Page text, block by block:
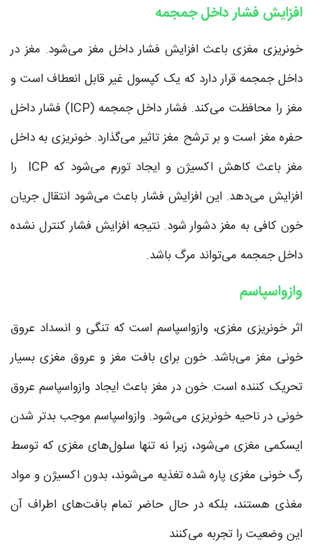
افزایش فشار داخل جمجمه
خونریزی مغزی باعث افزایش فشار داخل مغز می‌شود. مغز در
داخل جمجمه قرار دارد که یک کپسول غیر قابل انعطاف است و
مغز را محافظت می‌کند. فشار داخل جمجمه (ICP) فشار داخل
حفره مغز است و بر ترشح مغز تاثیر می‌گذارد. خونریزی به داخل
مغز باعث کاهش اکسیژن و ایجاد تورم می‌شود که ICP را
افزایش می‌دهد. این افزایش فشار باعث می‌شود انتقال جریان
خون کافی به مغز دشوار شود. نتیجه افزایش فشار کنترل نشده
داخل جمجمه می‌تواند مرگ باشد.
وازواسپاسم
اثر خونریزی مغزی، وازواسپاسم است که تنگی و انسداد عروق
خونی مغز می‌باشد. خون برای بافت مغز و عروق مغزی بسیار
تحریک کننده است. خون در مغز باعث ایجاد وازواسپاسم عروق
خونی در ناحیه خونریزی می‌شود. وازواسپاسم موجب بدتر شدن
ایسکمی مغزی می‌شود، زیرا نه تنها سلول‌های مغزی که توسط
رگ خونی مغزی پاره شده تغذیه می‌شوند، بدون اکسیژن و مواد
مغذی هستند، بلکه در حال حاضر تمام بافت‌های اطراف آن
این وضعیت را تجربه می‌کنند